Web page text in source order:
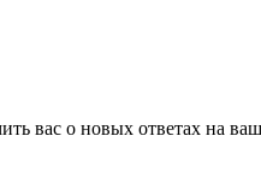
вас о новых ответах на